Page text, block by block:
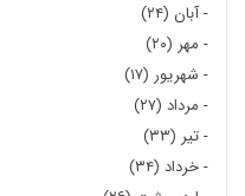
-آبان (۲۴)
- مهر (۲۰)
- شهریور (۱۷)
- مرداد (۲۷)
-تیر (۳۳)
-خرداد (۳۴)